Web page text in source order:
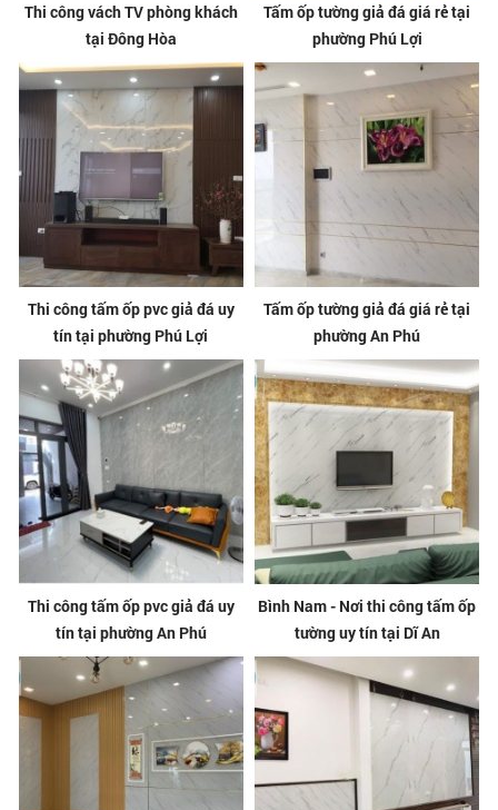
Thi công vách TV phòng khách
tại Đông Hòa
Tấm ốp tường giả đá giá rẻ tại
phường Phú Lợi
Thi công tấm ốp pvc giả đá uy
tín tại phường Phú Lợi
Tấm ốp tường giả đá giá rẻ tại
phường An Phú
Thi công tấm ốp pvc giả đá uy
tín tại phường An Phú
Bình Nam - Nơi thi công tấm ốp
tường uy tín tại Dĩ An